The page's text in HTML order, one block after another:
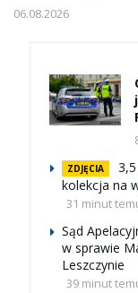
06.08.2026
ZDJĘCIA
kolekcja na
31 minut
Sąd
w sprawie
Leszczynie
39 minut